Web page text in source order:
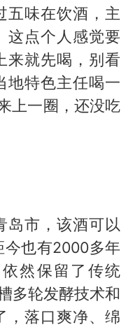
五味在饮酒，主
这点个人感觉要
来就先喝，别看
地特色主任喝一
上一圈，还没吃
岛市，该酒可以
也有2000多年
然保留了传统
多轮发酵技术和
，落口爽净、绵